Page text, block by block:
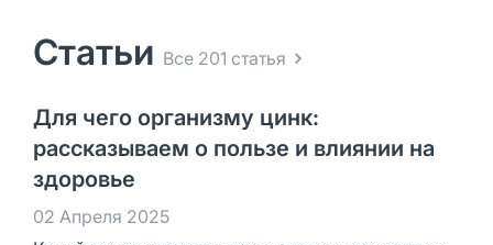
Статьи Все 201 статья
Для чего организму цинк:
рассказываем о пользе и влиянии на
здоровье
02 Апреля 2025